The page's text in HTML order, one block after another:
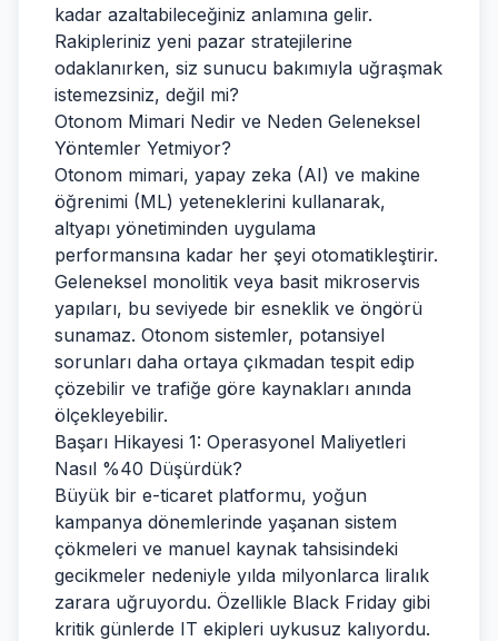
kadar azaltabileceğiniz anlamına gelir.
Rakipleriniz yeni pazar stratejilerine
odaklanırken, siz sunucu bakımıyla uğraşmak
istemezsiniz, değil mi?
Otonom Mimari Nedir ve Neden Geleneksel
Yöntemler Yetmiyor?
Otonom mimari, yapay zeka (AI) ve makine
öğrenimi (ML) yeteneklerini kullanarak,
altyapı yönetiminden uygulama
performansına kadar her şeyi otomatikleştirir.
Geleneksel monolitik veya basit mikroservis
yapıları, bu seviyede bir esneklik ve öngörü
sunamaz. Otonom sistemler, potansiyel
sorunları daha ortaya çıkmadan tespit edip
çözebilir ve trafiğe göre kaynakları anında
ölçekleyebilir.
Başarı Hikayesi 1: Operasyonel Maliyetleri
Nasıl %40 Düşürdük?
Büyük bir e-ticaret platformu, yoğun
kampanya dönemlerinde yaşanan sistem
çökmeleri ve manuel kaynak tahsisindeki
gecikmeler nedeniyle yılda milyonlarca liralık
zarara uğruyordu. Özellikle Black Friday gibi
kritik günlerde IT ekipleri uykusuz kalıyordu.